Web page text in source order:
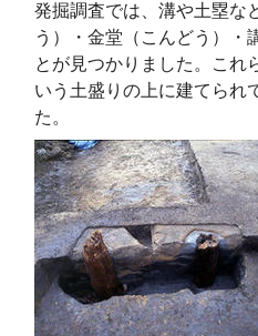
発掘調査では、溝や土塁な
う）・金堂（こんどう）・
とが見つかりました。これ
いう土盛りの上に建てられ
た。